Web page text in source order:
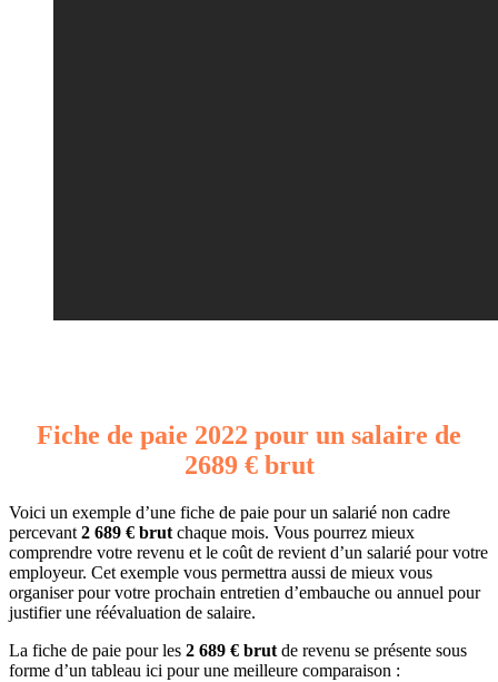
Fiche de paie 2022 pour un salaire de
2689 € brut
Voici un exemple d’une fiche de paie pour un salarié non cadre
percevant 2 689 € brut chaque mois. Vous pourrez mieux
comprendre votre revenu et le coût de revient d’un salarié pour votre
employeur. Cet exemple vous permettra aussi de mieux vous
organiser pour votre prochain entretien d’embauche ou annuel pour
justifier une réévaluation de salaire.
La fiche de paie pour les 2 689 € brut de revenu se présente sous
forme d’un tableau ici pour une meilleure comparaison :